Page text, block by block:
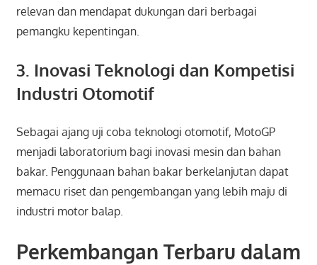
relevan dan mendapat dukungan dari berbagai
pemangku kepentingan.
3. Inovasi Teknologi dan Kompetisi
Industri Otomotif
Sebagai ajang uji coba teknologi otomotif, MotoGP
menjadi laboratorium bagi inovasi mesin dan bahan
bakar. Penggunaan bahan bakar berkelanjutan dapat
memacu riset dan pengembangan yang lebih maju di
industri motor balap.
Perkembangan Terbaru dalam